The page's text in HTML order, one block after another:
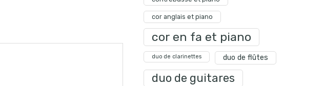
cor anglais et piano
cor en fa et piano
duo de clarinettes duo de flûtes
duo de guitares